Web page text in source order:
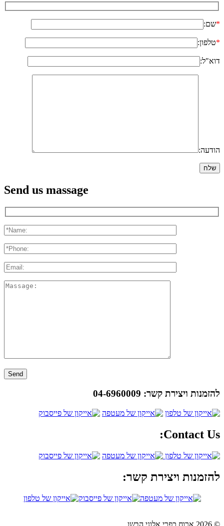
*שם:
*טלפון:
דוא"ל:
הודעה:
Send us massage
להזמנות ויצירת קשר:
Contact Us:
להזמנות ויצירת קשר:
© 2026 ארוח כפרי אלוני הבשן.